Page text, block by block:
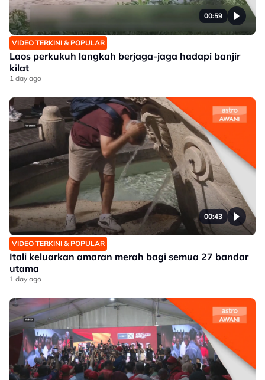
00:59
VIDEO TERKINI & POPULAR
Laos perkukuh langkah berjaga-jaga hadapi banjir
kilat
1 day ago
00:43
VIDEO TERKINI & POPULAR
Itali keluarkan amaran merah bagi semua 27 bandar
utama
1 day ago